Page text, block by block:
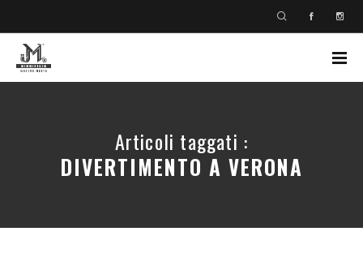
Articoli taggati :
DIVERTIMENTO A VERONA